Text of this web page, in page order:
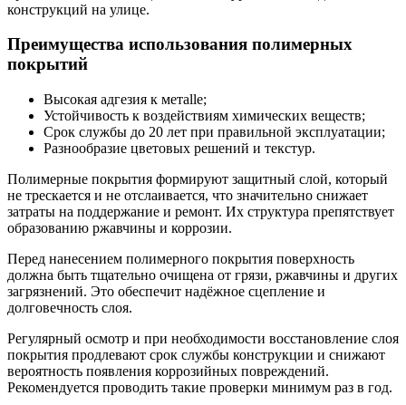
конструкций на улице.
Преимущества использования полимерных
покрытий
Высокая адгезия к метalle;
Устойчивость к воздействиям химических веществ;
Срок службы до 20 лет при правильной эксплуатации;
Разнообразие цветовых решений и текстур.
Полимерные покрытия формируют защитный слой, который
не трескается и не отслаивается, что значительно снижает
затраты на поддержание и ремонт. Их структура препятствует
образованию ржавчины и коррозии.
Перед нанесением полимерного покрытия поверхность
должна быть тщательно очищена от грязи, ржавчины и других
загрязнений. Это обеспечит надёжное сцепление и
долговечность слоя.
Регулярный осмотр и при необходимости восстановление слоя
покрытия продлевают срок службы конструкции и снижают
вероятность появления коррозийных повреждений.
Рекомендуется проводить такие проверки минимум раз в год.